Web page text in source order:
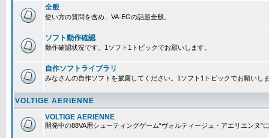
全般
使い方の質問を含め、VA-EGの話題全般。
ソフト動作確認
動作確認状況です。1ソフト1トピックでお願いします。
自作ソフトライブラリ
みなさんの自作ソフトを披露してください。1ソフト1トピックでお願いし
VOLTIGE AERIENNE
VOLTIGE AERIENNE
開発中の88VA用シューティングゲーム“ヴォルティージュ・アエリエンヌ”